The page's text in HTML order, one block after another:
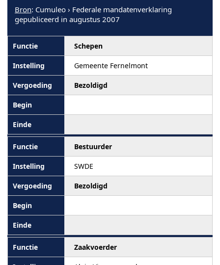
Bron: Cumuleo › Federale mandatenverklaring
gepubliceerd in augustus 2007
Schepen
Gemeente Fernelmont
Bezoldigd
Bestuurder
SWDE
Bezoldigd
Zaakvoerder